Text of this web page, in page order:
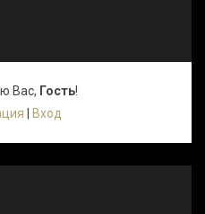
Вас, Гость!
Вход